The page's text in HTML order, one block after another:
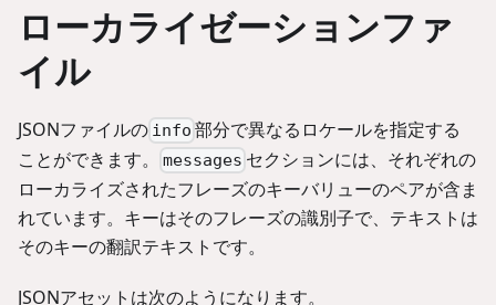
ローカライゼーションファ
イル
JSONファイルの info 部分で異なるロケールを指定する
ことができます。
messages セクションには、それぞれの
ローカライズされたフレーズのキーバリューのペアが含ま
れています。キーはそのフレーズの識別子で、テキストは
そのキーの翻訳テキストです。
JSONアセットは次のようになります。